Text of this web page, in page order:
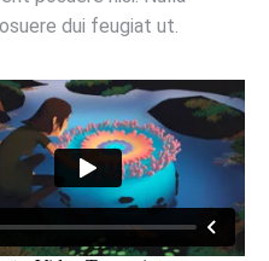
dui feugiat ut.